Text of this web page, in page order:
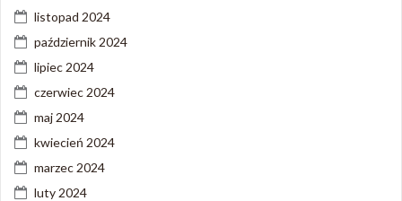
listopad 2024
październik 2024
lipiec 2024
czerwiec 2024
maj 2024
kwiecień 2024
marzec 2024
luty 2024